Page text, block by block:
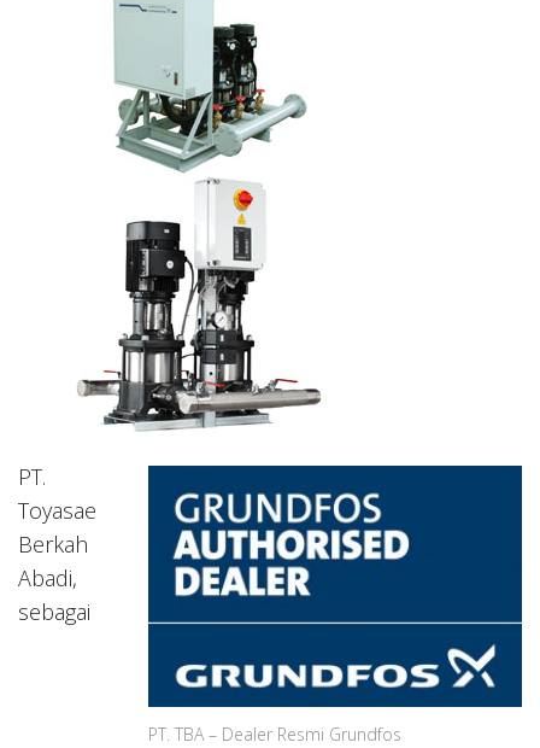
PT. TBA – Dealer Resmi Grundfos
PT.
Toyasae
Berkah
Abadi,
sebagai